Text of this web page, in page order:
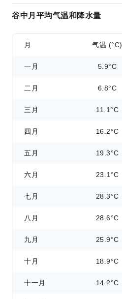
谷中月平均气温和降水量
月 气温 (°C)
一月 5.9°C
二月 6.8°C
三月 11.1°C
四月 16.2°C
五月 19.3°C
六月 23.1°C
七月 28.3°C
八月 28.6°C
九月 25.9°C
十月 18.9°C
十一月 14.2°C